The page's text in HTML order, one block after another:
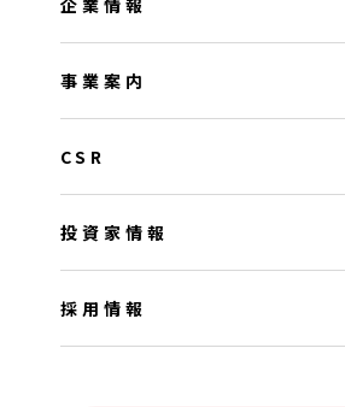
企業情報
事業案内
CSR
投資家情報
採用情報